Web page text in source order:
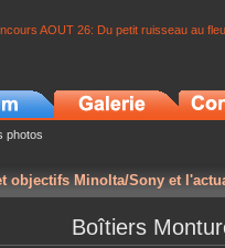
AOUT 26: Du petit ruisseau au
photos
objectifs Minolta/Sony et
Boîtiers